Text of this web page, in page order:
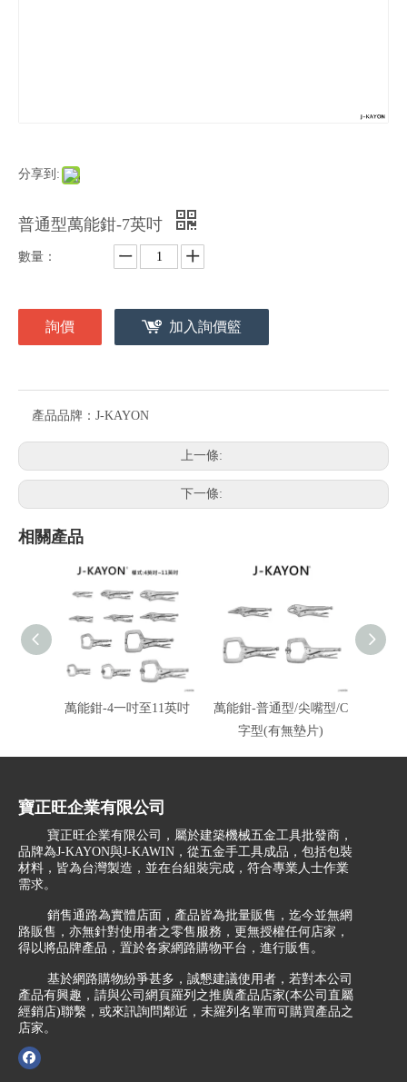
分享到:
普通型萬能鉗-7英吋
數量：
詢價 加入詢價籃
產品品牌： J-KAYON
上一條:
下一條:
相關產品
萬能鉗-4一吋至11英吋
萬能鉗-普通型/尖嘴型/C
字型(有無墊片)
寶正旺企業有限公司
寶正旺企業有限公司，屬於建築機械五金工具批發商，
品牌為J-KAYON與J-KAWIN，從五金手工具成品，包括包裝
材料，皆為台灣製造，並在台組裝完成，符合專業人士作業
需求。
銷售通路為實體店面，產品皆為批量販售，迄今並無網
路販售，亦無針對使用者之零售服務，更無授權任何店家，
得以將品牌產品，置於各家網路購物平台，進行販售。
基於網路購物紛爭甚多，誠懇建議使用者，若對本公司
產品有興趣，請與公司網頁羅列之推廣產品店家(本公司直屬
經銷店)聯繫，或來訊詢問鄰近，未羅列名單而可購買產品之
店家。